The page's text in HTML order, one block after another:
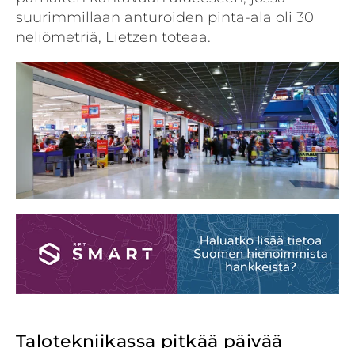
suurimmillaan anturoiden pinta-ala oli 30
neliömetriä, Lietzen toteaa.
Talotekniikassa pitkää päivää